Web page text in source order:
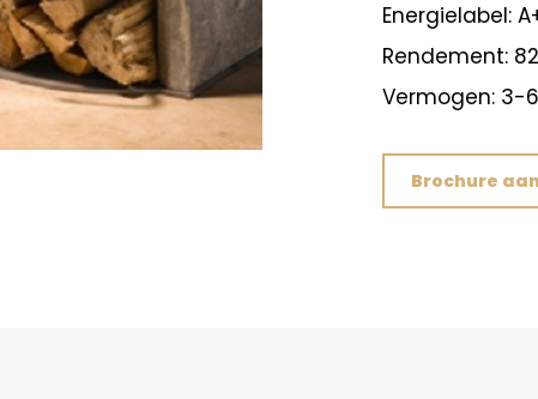
Energielabel:
Rendement:
Vermogen: 3-
Brochure